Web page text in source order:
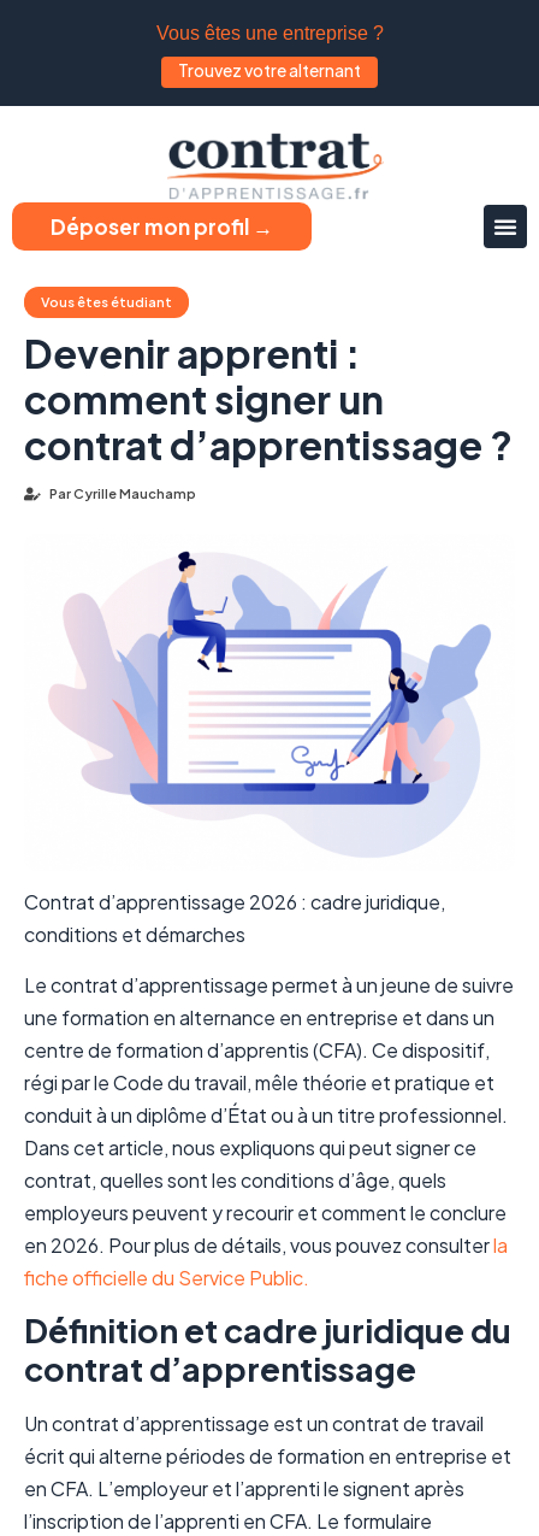
Vous êtes une entreprise ?
Trouvez votre alternant
Déposer mon profil →
Vous êtes étudiant
Devenir apprenti :
comment signer un
contrat d’apprentissage ?
ParCyrille Mauchamp
Contrat d’apprentissage 2026 : cadre juridique,
conditions et démarches
Le contrat d’apprentissage permet à un jeune de suivre
une formation en alternance en entreprise et dans un
centre de formation d’apprentis (CFA). Ce dispositif,
régi par le Code du travail, mêle théorie et pratique et
conduit à un diplôme d’État ou à un titre professionnel.
Dans cet article, nous expliquons qui peut signer ce
contrat, quelles sont les conditions d’âge, quels
employeurs peuvent y recourir et comment le conclure
en 2026. Pour plus de détails, vous pouvez consulterla
fiche officielle du Service Public.
Définition et cadre juridique du
contrat d’apprentissage
Un contrat d’apprentissage est un contrat de travail
écrit qui alterne périodes de formation en entreprise et
en CFA. L’employeur et l’apprenti le signent après
l’inscription de l’apprenti en CFA. Le formulaire